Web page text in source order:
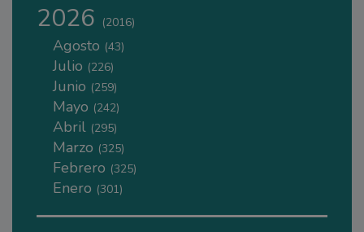
2026 (2016)
Agosto (43)
Julio (226)
Junio (259)
Mayo (242)
Abril (295)
Marzo (325)
Febrero (325)
Enero (301)